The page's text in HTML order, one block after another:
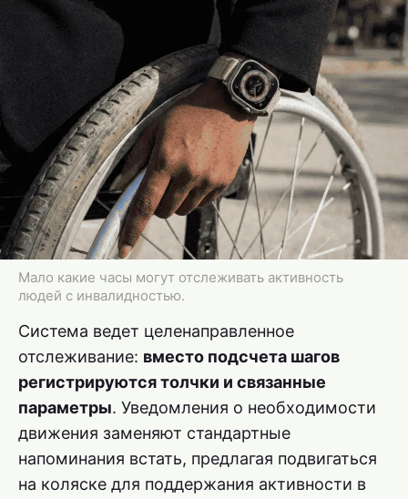
Мало какие часы могут отслеживать активность
людей с инвалидностью.
Система ведет целенаправленное
отслеживание: вместо подсчета шагов
регистрируются толчки и связанные
параметры. Уведомления о необходимости
движения заменяют стандартные
напоминания встать, предлагая подвигаться
на коляске для поддержания активности в